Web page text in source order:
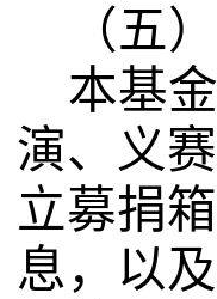
（五）
本基
演、义
立募捐
息，以